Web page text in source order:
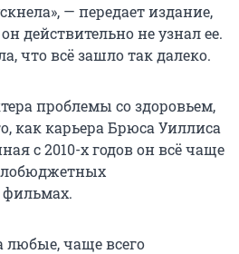
— передает издание,
действительно не узнал ее.
что всё зашло так далеко.
проблемы со здоровьем,
как карьера Брюса Уиллиса
с 2010-х годов он всё чаще
любые, чаще всего